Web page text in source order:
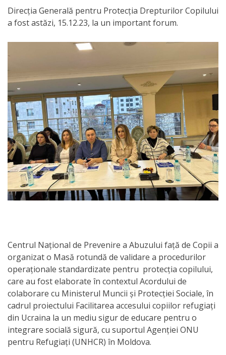
Orarul
audienței
Managementul
instituției
Planuri
de
activitate
Parteneriate
Proiecte
activitate
Transparență
Achiziții
publice
Invitații
Direcția Generală pentru Protecția Drepturilor Copilului
a fost astăzi, 15.12.23, la un important forum.
Centrul Național de Prevenire a Abuzului față de Copii a
organizat o Masă rotundă de validare a procedurilor
operaționale standardizate pentru protecția copilului,
care au fost elaborate în contextul Acordului de
colaborare cu Ministerul Muncii și Protecției Sociale, în
cadrul proiectului Facilitarea accesului copiilor refugiați
din Ucraina la un mediu sigur de educare pentru o
integrare socială sigură, cu suportul Agenției ONU
pentru Refugiați (UNHCR) în Moldova.